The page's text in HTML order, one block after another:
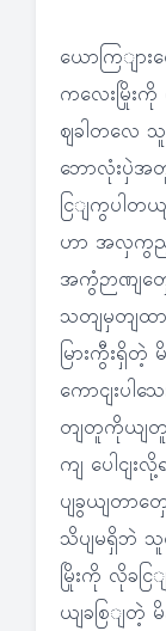
ယောကြျား
ကလေးမြိုးကို
ဈခါတလေ သူ
ဘောလုံးပှဲအ
ငြျကွပါတ
ဟာ အလှကွ
အကွံဉာဏျတှ
သတျမှတျထ
မြားကွီးရှိတဲ့
ကောငျးပါ
တျတူကိုယျတူ
ကျ ပေါငျ
ပျခွယျတာ
သိပျမရှိဘဲ သူင
မြိုးကို လိုခင
ယျခစြျတဲ့